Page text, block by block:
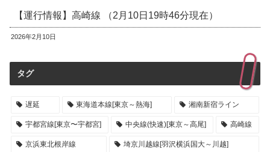
【運行情報】高崎線 （2月10日19時46分現在）
2026年2月10日
タグ
遅延 東海道本線[東京～熱海] 湘南新宿ライン
宇都宮線[東京〜宇都宮] 中央線(快速)[東京～高尾] 高崎線
京浜東北根岸線 埼京川越線[羽沢横浜国大～川越]